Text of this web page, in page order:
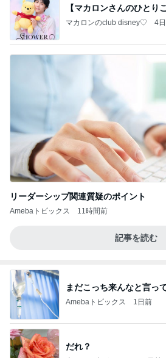
【マカロンさんのひとり
マカロンのclub disney♡ 4
リーダーシップ関連質疑のポイント
Amebaトピックス 11時間前
記事を読む
まだこっち来んなと言っ
Amebaトピックス 1日前
だれ？